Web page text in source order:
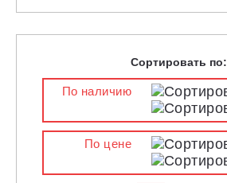
Сортировать по:
По наличию
По цене